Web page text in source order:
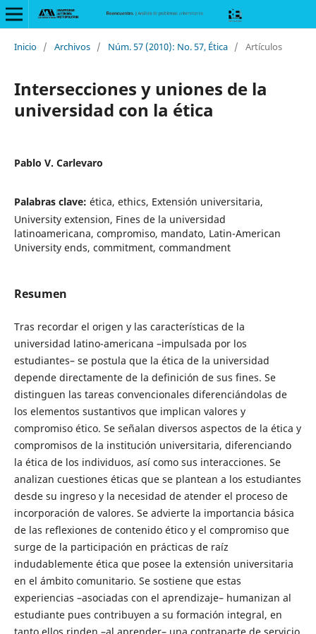
Inicio / Archivos / Núm. 57 (2010): No. 57, Ética / Artículos
Intersecciones y uniones de la
universidad con la ética
Pablo V. Carlevaro
Palabras clave: ética, ethics, Extensión universitaria,
University extension, Fines de la universidad
latinoamericana, compromiso, mandato, Latin-American
University ends, commitment, commandment
Resumen
Tras recordar el origen y las características de la
universidad latino-americana –impulsada por los
estudiantes– se postula que la ética de la universidad
depende directamente de la definición de sus fines. Se
distinguen las tareas convencionales diferenciándolas de
los elementos sustantivos que implican valores y
compromiso ético. Se señalan diversos aspectos de la ética y
compromisos de la institución universitaria, diferenciando
la ética de los individuos, así como sus interacciones. Se
analizan cuestiones éticas que se plantean a los estudiantes
desde su ingreso y la necesidad de atender el proceso de
incorporación de valores. Se advierte la importancia básica
de las reflexiones de contenido ético y el compromiso que
surge de la participación en prácticas de raíz
indudablemente ética que posee la extensión universitaria
en el ámbito comunitario. Se sostiene que estas
experiencias –asociadas con el aprendizaje– humanizan al
estudiante pues contribuyen a su formación integral, en